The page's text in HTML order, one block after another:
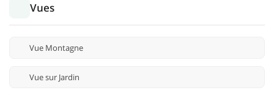
Vues
Vue Montagne
Vue sur Jardin